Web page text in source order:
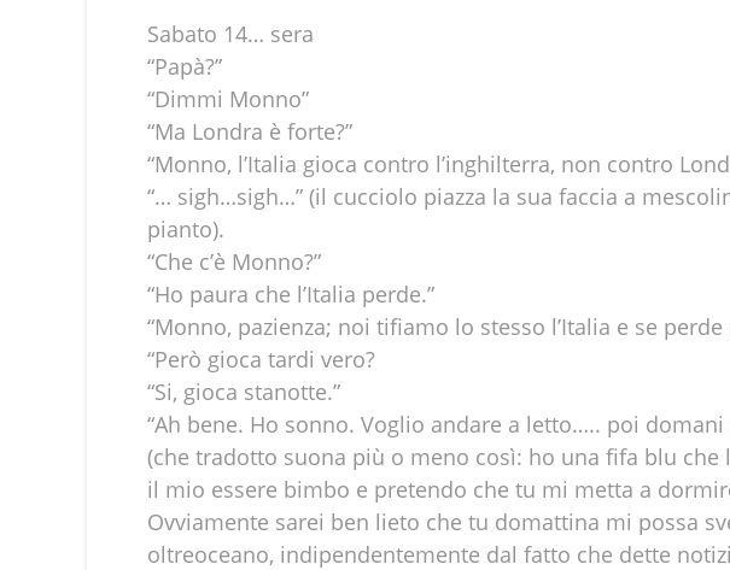
Sabato 14… sera
“Papà?”
“Dimmi Monno”
“Ma Londra è forte?”
“Monno, l’Italia gioca contro l’inghilterra, non contro
“… sigh…sigh…” (il cucciolo piazza la sua faccia a
pianto).
“Che c’è Monno?”
“Ho paura che l’Italia perde.”
“Monno, pazienza; noi tifiamo lo stesso l’Italia e se perde
“Però gioca tardi vero?
“Si, gioca stanotte.”
“Ah bene. Ho sonno. Voglio andare a letto….. poi domani
(che tradotto suona più o meno così: ho una fifa blu
il mio essere bimbo e pretendo che tu mi metta a
Ovviamente sarei ben lieto che tu domattina mi possa
oltreoceano, indipendentemente dal fatto che dette